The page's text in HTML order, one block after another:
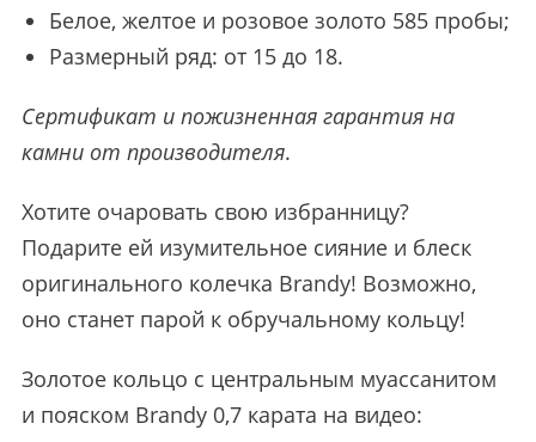
Белое, желтое и розовое золото 585 пробы;
Размерный ряд: от 15 до 18.
Сертификат и пожизненная гарантия на
камни от производителя.
Хотите очаровать свою избранницу?
Подарите ей изумительное сияние и блеск
оригинального колечка Brandy! Возможно,
оно станет парой к обручальному кольцу!
Золотое кольцо с центральным муассанитом
и пояском Brandy 0,7 карата на видео: